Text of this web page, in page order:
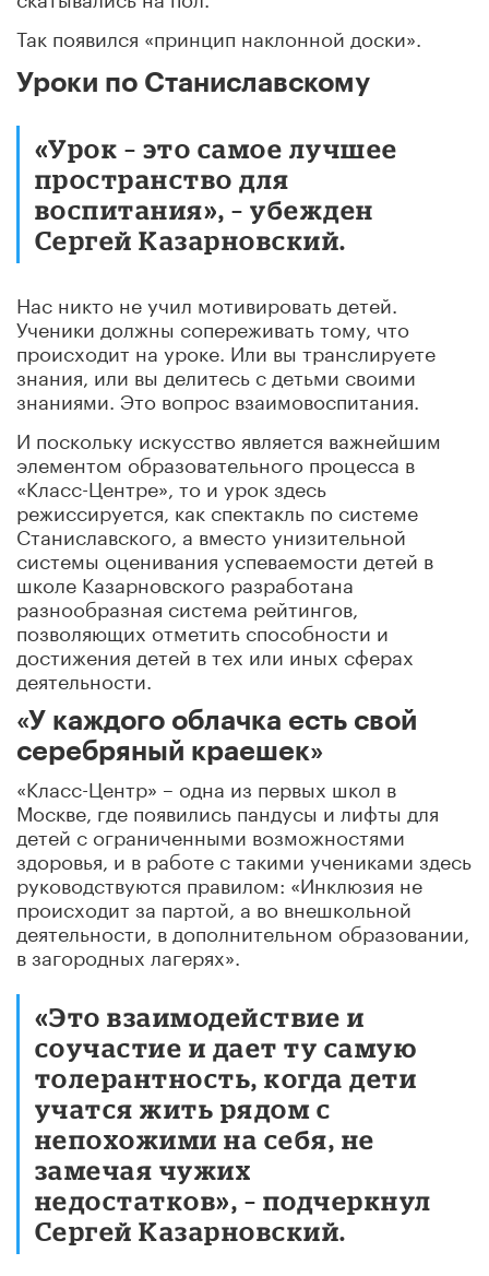
Так появился «принцип наклонной доски».
Уроки по Станиславскому
«Урок – это самое лучшее
пространство для
воспитания», – убежден
Сергей Казарновский.
Нас никто не учил мотивировать детей.
Ученики должны сопереживать тому, что
происходит на уроке. Или вы транслируете
знания, или вы делитесь с детьми своими
знаниями. Это вопрос взаимовоспитания.
И поскольку искусство является важнейшим
элементом образовательного процесса в
«Класс-Центре», то и урок здесь
режиссируется, как спектакль по системе
Станиславского, а вместо унизительной
системы оценивания успеваемости детей в
школе Казарновского разработана
разнообразная система рейтингов,
позволяющих отметить способности и
достижения детей в тех или иных сферах
деятельности.
«У каждого облачка есть свой
серебряный краешек»
«Класс-Центр» – одна из первых школ в
Москве, где появились пандусы и лифты для
детей с ограниченными возможностями
здоровья, и в работе с такими учениками здесь
руководствуются правилом: «Инклюзия не
происходит за партой, а во внешкольной
деятельности, в дополнительном образовании,
в загородных лагерях».
«Это взаимодействие и
соучастие и дает ту самую
толерантность, когда дети
учатся жить рядом с
непохожими на себя, не
замечая чужих
недостатков», – подчеркнул
Сергей Казарновский.